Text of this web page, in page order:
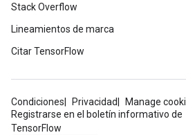
Stack Overflow
Lineamientos de marca
Citar TensorFlow
Condiciones Privacidad
Manage
Registrarse en el boletín informativo de
TensorFlow